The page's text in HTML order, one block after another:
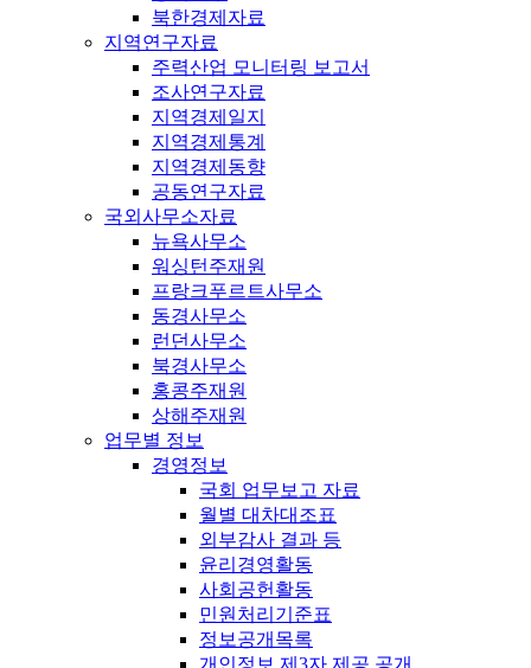
북한경제자료
지역연구자료
주력산업 모니터링 보고서
조사연구자료
지역경제일지
지역경제통계
지역경제동향
공동연구자료
국외사무소자료
뉴욕사무소
워싱턴주재원
프랑크푸르트사무소
동경사무소
런던사무소
북경사무소
홍콩주재원
상해주재원
업무별 정보
경영정보
국회 업무보고 자료
월별 대차대조표
외부감사 결과 등
윤리경영활동
사회공헌활동
민원처리기준표
정보공개목록